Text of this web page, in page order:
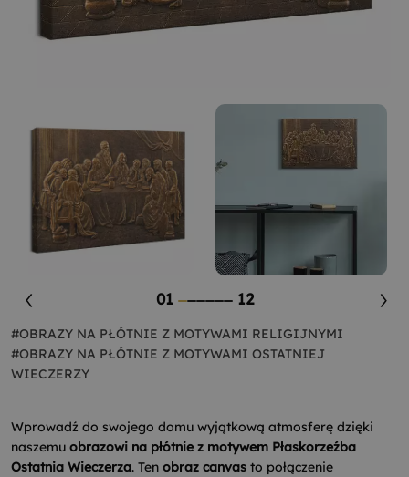
01 12
#OBRAZY NA PŁÓTNIE Z MOTYWAMI RELIGIJNYMI
#OBRAZY NA PŁÓTNIE Z MOTYWAMI OSTATNIEJ
WIECZERZY
Wprowadź do swojego domu wyjątkową atmosferę dzięki
naszemu obrazowi na płótnie z motywem Płaskorzeźba
Ostatnia Wieczerza. Ten obraz canvas to połączenie